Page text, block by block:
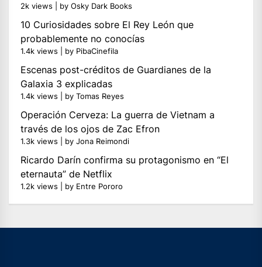
2k views by Osky Dark Books
10 Curiosidades sobre El Rey León que
probablemente no conocías
1.4k views by PibaCinefila
Escenas post-créditos de Guardianes de la
Galaxia 3 explicadas
1.4k views by Tomas Reyes
Operación Cerveza: La guerra de Vietnam a
través de los ojos de Zac Efron
1.3k views by Jona Reimondi
Ricardo Darín confirma su protagonismo en “El
eternauta” de Netflix
1.2k views by Entre Pororo